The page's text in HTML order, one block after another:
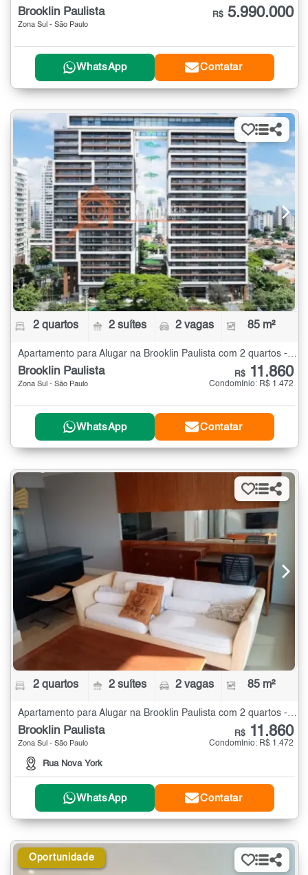
Brooklin Paulista
Zona Sul - São Paulo
R$ 5.990.000
WhatsApp Contatar
2 quartos 2 suítes 2 vagas 85 m²
Apartamento para Alugar na Brooklin Paulista com 2 quartos - 85 m²
Brooklin Paulista
Zona Sul - São Paulo
R$ 11.860
Condomínio: R$ 1.472
WhatsApp Contatar
2 quartos 2 suítes 2 vagas 85 m²
Apartamento para Alugar na Brooklin Paulista com 2 quartos - 85 m²
Brooklin Paulista
Zona Sul - São Paulo
Rua Nova York
R$ 11.860
Condomínio: R$ 1.472
WhatsApp Contatar
Oportunidade